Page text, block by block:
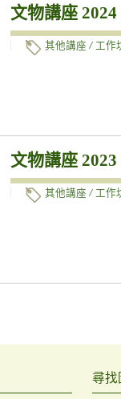
文物講座 2024
其他講座 / 工作
文物講座 2023
其他講座 / 工作
尋找